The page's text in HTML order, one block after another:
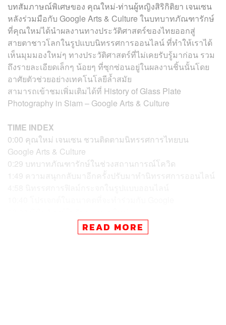
บทสัมภาษณ์พิเศษของ คุณใหม่-ท่านผู้หญิงสิริกิติยา เจนเซน
หลังร่วมมือกับ Google Arts & Culture ในบทบาทภัณฑารักษ์
ที่คุณใหม่ได้นำผลงานทางประวัติศาสตร์ของไทยออกสู่
สายตาชาวโลกในรูปแบบนิทรรศการออนไลน์ ที่ทำให้เราได้
เห็นมุมมองใหม่ๆ ทางประวัติศาสตร์ที่ไม่เคยรับรู้มาก่อน รวม
ถึงรายละเอียดเล็กๆ น้อยๆ ที่ซุกซ่อนอยู่ในผลงานชิ้นนั้นโดย
อาศัยตัวช่วยอย่างเทคโนโลยีล้ำสมัย
สามารถเข้าชมเพิ่มเติมได้ที่ History of Glass Plate
Photography in Siam – Google Arts & Culture
TIME INDEX
0:00 คุณใหม่ เจนเซน ชวนติดตามนิทรรศการไทยบน
Google Arts & Culture
0:29 บทบาทภัณฑารักษ์ในช่วงสถานการณ์โควิด
1:49 ความสนุกกลับมาอีกครั้งปรับมาทำนิทรรศการออนไลน์
ที่น่าสนใจได้ที่https://thestandard.co/video/
READ MORE